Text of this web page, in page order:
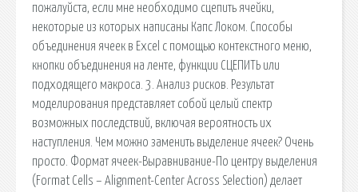
пожалуйста, если мне необходимо сцепить ячейки,
некоторые из которых написаны Капс Локом. Способы
объединения ячеек в Excel с помощью контекстного меню,
кнопки объединения на ленте, функции СЦЕПИТЬ или
подходящего макроса. 3. Анализ рисков. Результат
моделирования представляет собой целый спектр
возможных последствий, включая вероятность их
наступления. Чем можно заменить выделение ячеек? Очень
просто. Формат ячеек-Выравнивание-По центру выделения
(Format Cells – Alignment-Center Across Selection) делает